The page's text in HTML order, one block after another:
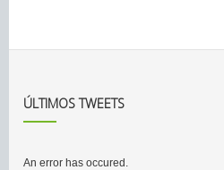
ÚLTIMOS TWEETS
An error has occured.